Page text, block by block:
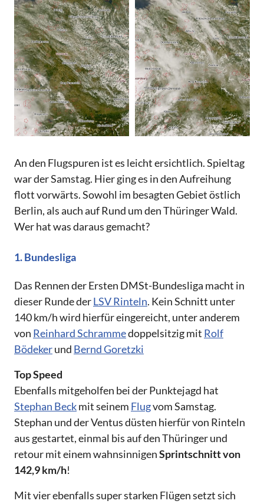
An den Flugspuren ist es leicht ersichtlich. Spieltag
war der Samstag. Hier ging es in den Aufreihung
flott vorwärts. Sowohl im besagten Gebiet östlich
Berlin, als auch auf Rund um den Thüringer Wald.
Wer hat was daraus gemacht?
1. Bundesliga
Das Rennen der Ersten DMSt-Bundesliga macht in
dieser Runde derLSV Rinteln. Kein Schnitt unter
140 km/h wird hierfür eingereicht, unter anderem
von Reinhard Schrammedoppelsitzig mit Rolf
Bödekerund Bernd Goretzki
Top Speed
Ebenfalls mitgeholfen bei der Punktejagd hat
Stephan Beckmit seinem Flugvom Samstag.
Stephan und der Ventus düsten hierfür von Rinteln
aus gestartet, einmal bis auf den Thüringer und
retour mit einem wahnsinnigenSprintschnitt von
142,9 km/h!
Mit vier ebenfalls super starken Flügen setzt sich